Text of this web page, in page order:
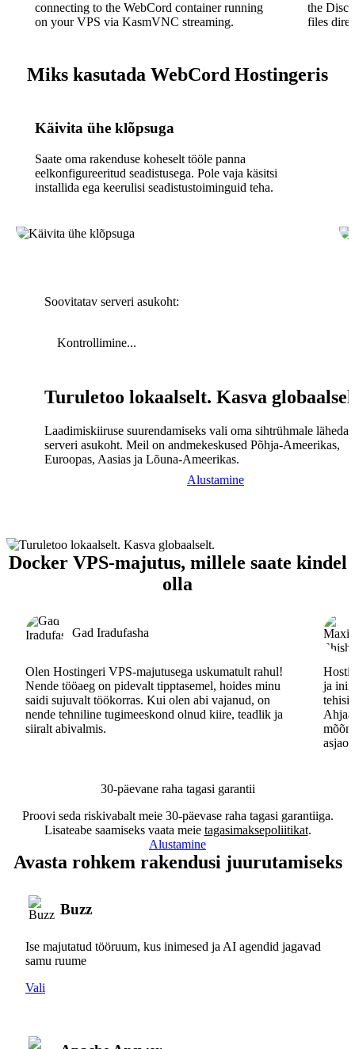
connecting to the WebCord container running
on your VPS via KasmVNC streaming.
the
files
Miks kasutada WebCord Hostingeris
Käivita ühe klõpsuga
Saate oma rakenduse koheselt tööle panna
eelkonfigureeritud seadistusega. Pole vaja käsitsi
installida ega keerulisi seadistustoiminguid teha.
Soovitatav serveri asukoht:
Kontrollimine...
Turuletoo lokaalselt. Kasva
Laadimiskiiruse suurendamiseks vali oma sihtrühmale lähedal
serveri asukoht. Meil on andmekeskused Põhja-Ameerikas,
Euroopas, Aasias ja Lõuna-Ameerikas.
Alustamine
Docker VPS-majutus, millele saate kindel
olla
Gad Iradufasha
Olen Hostingeri VPS-majutusega uskumatult rahul!
Nende tööaeg on pidevalt tipptasemel, hoides minu
saidi sujuvalt töökorras. Kui olen abi vajanud, on
nende tehniline tugimeeskond olnud kiire, teadlik ja
siiralt abivalmis.
ja
30-päevane raha tagasi garantii
Proovi seda riskivabalt meie 30-päevase raha tagasi garantiiga.
Lisateabe saamiseks vaata meie tagasimaksepoliitikat.
Alustamine
Avasta rohkem rakendusi juurutamiseks
Buzz
Ise majutatud tööruum, kus inimesed ja AI agendid jagavad
samu ruume
Vali